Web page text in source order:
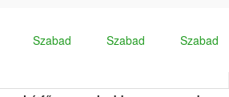
Szabad Szabad Szabad